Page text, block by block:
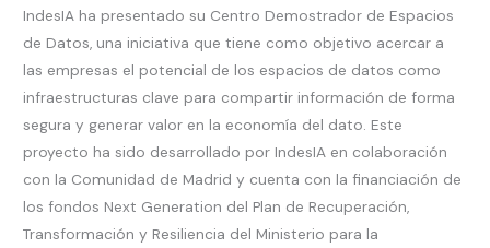
IndesIA ha presentado su Centro Demostrador de Espacios
de Datos, una iniciativa que tiene como objetivo acercar a
las empresas el potencial de los espacios de datos como
infraestructuras clave para compartir información de forma
segura y generar valor en la economía del dato. Este
proyecto ha sido desarrollado por IndesIA en colaboración
con la Comunidad de Madrid y cuenta con la financiación de
los fondos Next Generation del Plan de Recuperación,
Transformación y Resiliencia del Ministerio para la
ya
adheridas